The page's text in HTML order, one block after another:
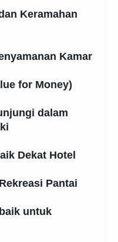
Keramahan
Kamar
for Money)
dalam
Dekat Hotel
Pantai
untuk